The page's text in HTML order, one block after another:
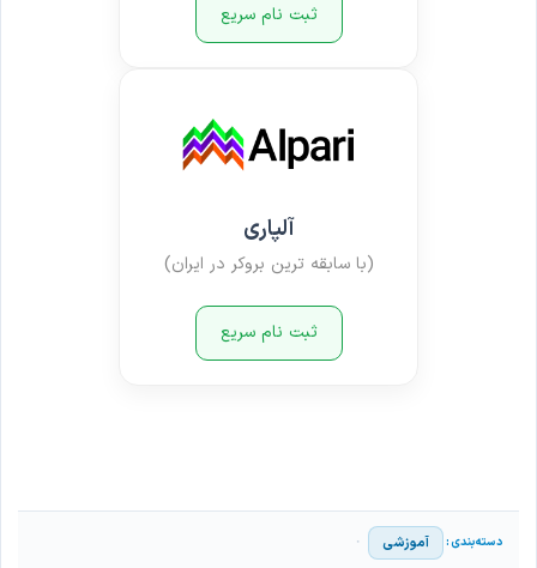
ثبت نام سریع
آلپاری
(با سابقه ترین بروکر در ایران)
ثبت نام سریع
آموزشی